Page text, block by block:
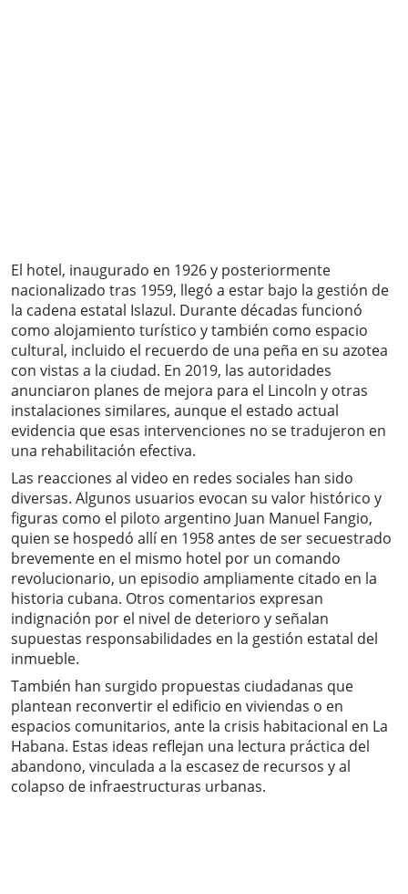
El hotel, inaugurado en 1926 y posteriormente
nacionalizado tras 1959, llegó a estar bajo la gestión de
la cadena estatal Islazul. Durante décadas funcionó
como alojamiento turístico y también como espacio
cultural, incluido el recuerdo de una peña en su azotea
con vistas a la ciudad. En 2019, las autoridades
anunciaron planes de mejora para el Lincoln y otras
instalaciones similares, aunque el estado actual
evidencia que esas intervenciones no se tradujeron en
una rehabilitación efectiva.
Las reacciones al video en redes sociales han sido
diversas. Algunos usuarios evocan su valor histórico y
figuras como el piloto argentino Juan Manuel Fangio,
quien se hospedó allí en 1958 antes de ser secuestrado
brevemente en el mismo hotel por un comando
revolucionario, un episodio ampliamente citado en la
historia cubana. Otros comentarios expresan
indignación por el nivel de deterioro y señalan
supuestas responsabilidades en la gestión estatal del
inmueble.
También han surgido propuestas ciudadanas que
plantean reconvertir el edificio en viviendas o en
espacios comunitarios, ante la crisis habitacional en La
Habana. Estas ideas reflejan una lectura práctica del
abandono, vinculada a la escasez de recursos y al
colapso de infraestructuras urbanas.